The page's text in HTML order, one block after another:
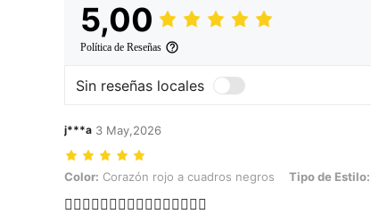
5,00
Política de Reseñas
Sin reseñas locales
j***a 3 May,2026
Color: Corazón rojo a cuadros negros, Tipo de Estilo: 20
Color: Corazón rojo a cuadros negros Tipo de Estilo:
👍🏻👍🏻👍🏻👍🏻👍🏻👍🏻👍🏻👍🏻